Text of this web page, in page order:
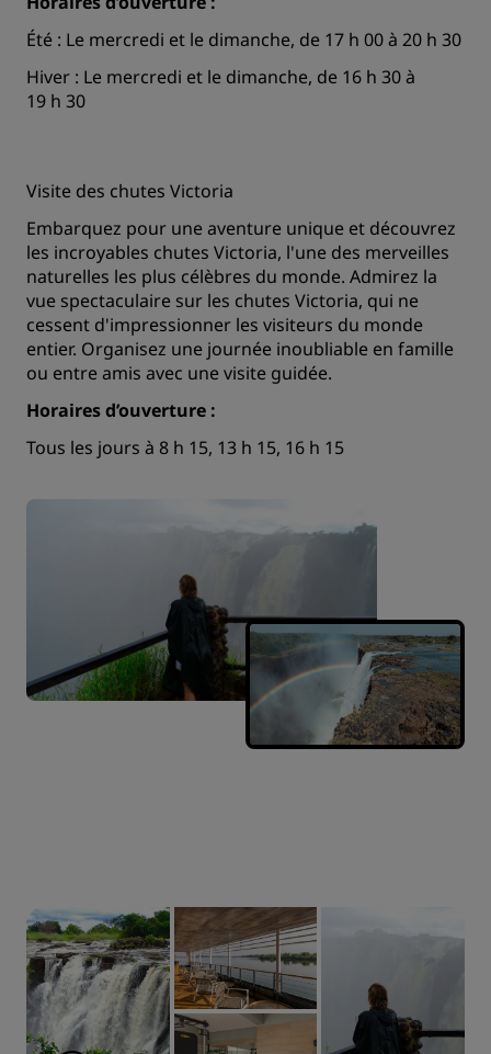
Été : Le mercredi et le dimanche, de 17 h 00 à 20 h 30
Hiver : Le mercredi et le dimanche, de 16 h 30 à
19 h 30
Visite des chutes Victoria
Embarquez pour une aventure unique et découvrez
les incroyables chutes Victoria, l'une des merveilles
naturelles les plus célèbres du monde. Admirez la
vue spectaculaire sur les chutes Victoria, qui ne
cessent d'impressionner les visiteurs du monde
entier. Organisez une journée inoubliable en famille
ou entre amis avec une visite guidée.
Horaires d’ouverture :
Tous les jours à 8 h 15, 13 h 15, 16 h 15